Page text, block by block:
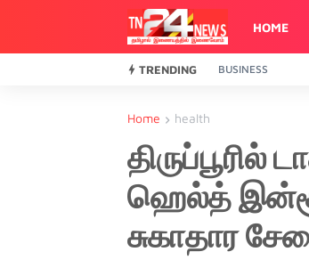
HOME
TRENDING BUSINESS
Home health
ஹெல்த்
சுகாதார